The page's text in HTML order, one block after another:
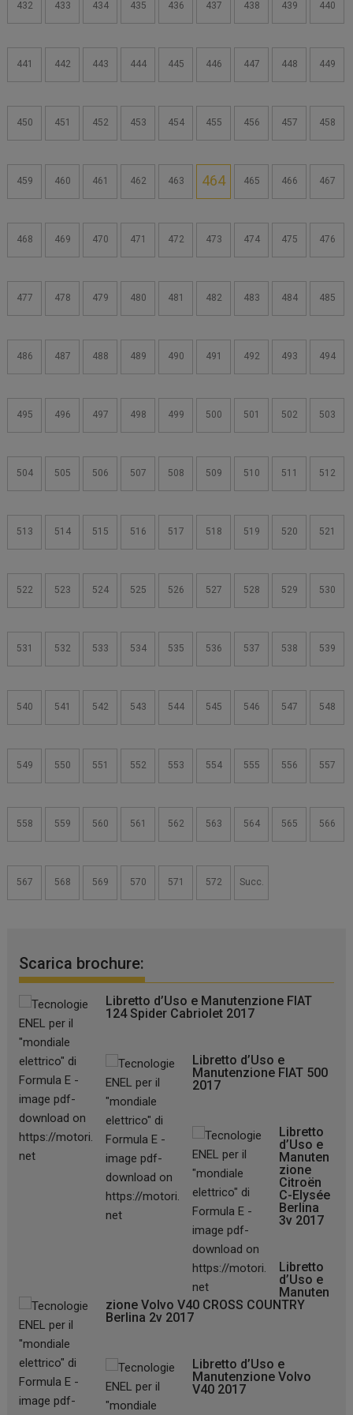
432 433 434 435 436 437 438 439 440
441 442 443 444 445 446 447 448 449
450 451 452 453 454 455 456 457 458
459 460 461 462 463 464 465 466 467
468 469 470 471 472 473 474 475 476
477 478 479 480 481 482 483 484 485
486 487 488 489 490 491 492 493 494
495 496 497 498 499 500 501 502 503
504 505 506 507 508 509 510 511 512
513 514 515 516 517 518 519 520 521
522 523 524 525 526 527 528 529 530
531 532 533 534 535 536 537 538 539
540 541 542 543 544 545 546 547 548
549 550 551 552 553 554 555 556 557
558 559 560 561 562 563 564 565 566
567 568 569 570 571 572 Succ.
Scarica brochure:
Libretto d’Uso e Manutenzione FIAT
124 Spider Cabriolet 2017
Libretto d’Uso e
Manutenzione FIAT 500
2017
Libretto
d’Uso e
Manuten
zione
Citroën
C-Elysée
Berlina
3v 2017
Libretto
d’Uso e
Manuten
zione Volvo V40 CROSS COUNTRY
Berlina 2v 2017
Libretto d’Uso e
Manutenzione Volvo
V40 2017